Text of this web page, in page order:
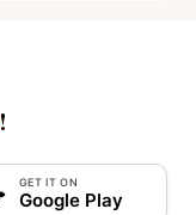
!
GET IT ON
Google Play